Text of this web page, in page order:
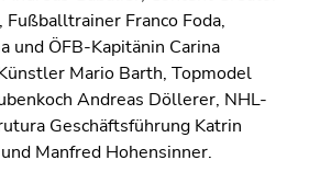
Franco Foda,
und ÖFB-Kapitänin Carina
Mario Barth, Topmodel
Andreas Döllerer, NHL-
Geschäftsführung Katrin
Manfred Hohensinner.